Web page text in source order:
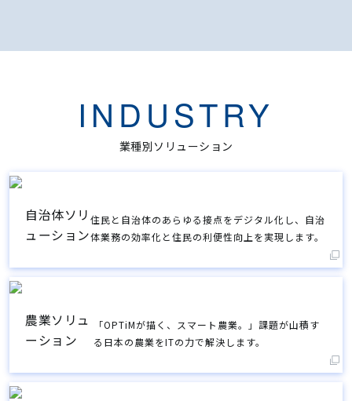
INDUSTRY
業種別ソリューション
自治体ソリ
ューション
住民と自治体のあらゆる接点をデジタル化し、自治
体業務の効率化と住民の利便性向上を実現します。
農業ソリュ
ーション
「OPTiMが描く、スマート農業。」課題が山積す
る日本の農業をITの力で解決します。